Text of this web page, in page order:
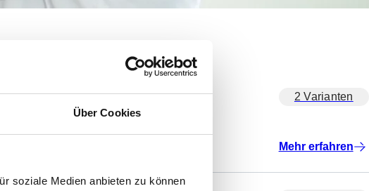
Über Cookies
soziale Medien anbieten zu können
2 Varianten
Mehr erfahren